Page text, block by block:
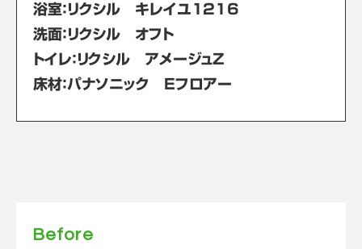
浴室：リクシル キレイユ1216
洗面：リクシル オフト
トイレ：リクシル アメージュZ
床材：パナソニック Eフロアー
Before